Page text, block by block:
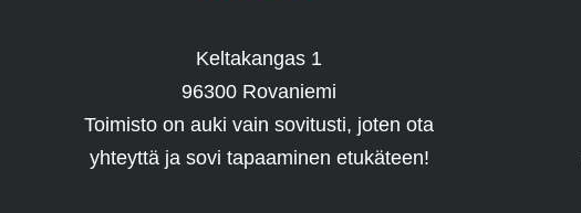
Keltakangas 1
96300 Rovaniemi
Toimisto on auki vain sovitusti, joten ota
yhteyttä ja sovi tapaaminen etukäteen!